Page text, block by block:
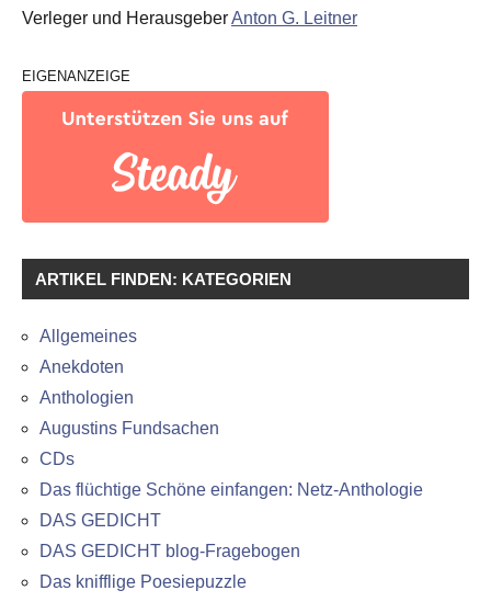
Verleger und HerausgeberAnton G. Leitner
EIGENANZEIGE
ARTIKEL FINDEN: KATEGORIEN
Allgemeines
Anekdoten
Anthologien
Augustins Fundsachen
CDs
Das flüchtige Schöne einfangen: Netz-Anthologie
DAS GEDICHT
DAS GEDICHT blog-Fragebogen
Das knifflige Poesiepuzzle